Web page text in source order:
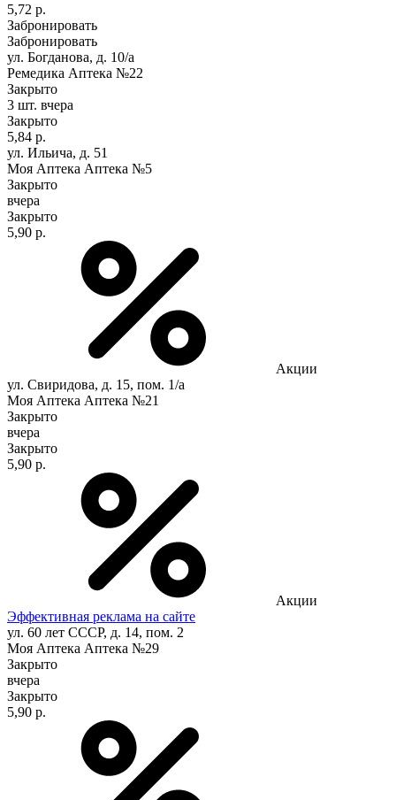
5,72 р.
Забронировать
Забронировать
ул. Богданова, д. 10/а
Ремедика Аптека №22
Закрыто
3 шт. вчера
Закрыто
5,84 р.
ул. Ильича, д. 51
Моя Аптека Аптека №5
Закрыто
вчера
Закрыто
5,90 р.
Акции
ул. Свиридова, д. 15, пом. 1/а
Моя Аптека Аптека №21
Закрыто
вчера
Закрыто
5,90 р.
Акции
Эффективная реклама на сайте
ул. 60 лет СССР, д. 14, пом. 2
Моя Аптека Аптека №29
Закрыто
вчера
Закрыто
5,90 р.